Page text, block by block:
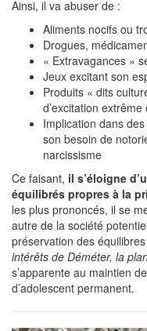
Ainsi, il va abuser de :
Aliments nocifs ou
Drogues,
« Extravagances »
Jeux excitant son
Produits « dits
d’excitation
Implication dans
son besoin de
narcissisme
Ce faisant, il s’éloigne
équilibrés propres à la
les plus prononcés, il se
autre de la société
préservation des
intérêts de Déméter, la
s’apparente au maintien
d’adolescent permanent.